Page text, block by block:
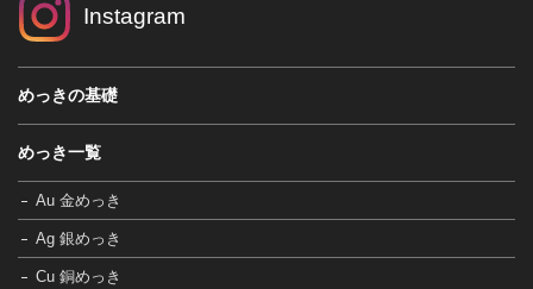
Instagram
めっきの基礎
めっき一覧
Au 金めっき
Ag 銀めっき
Cu 銅めっき